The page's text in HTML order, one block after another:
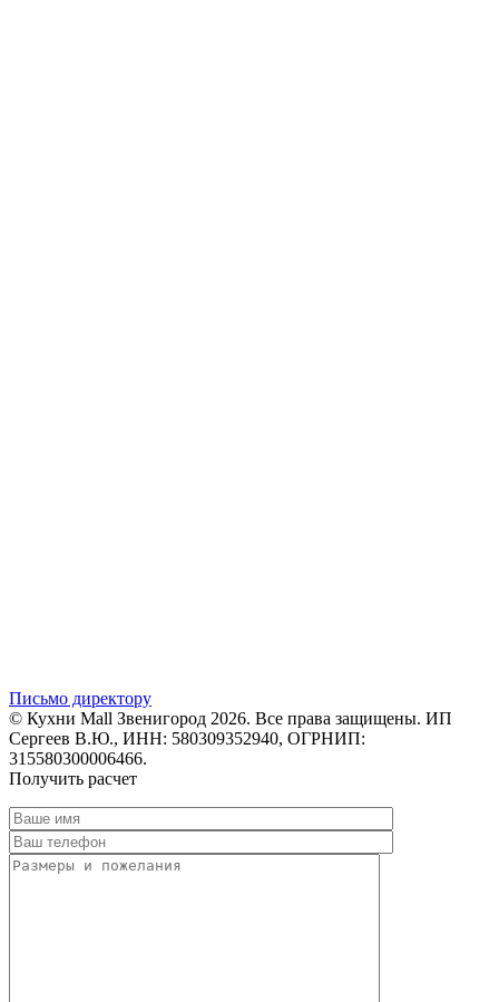
Письмо директору
© Кухни Mall Звенигород 2026. Все права защищены. ИП
Сергеев В.Ю., ИНН: 580309352940, ОГРНИП:
315580300006466.
Получить расчет